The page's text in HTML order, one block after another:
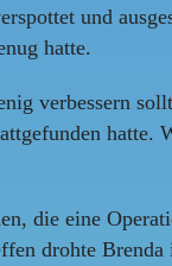
und
hatte.
verbessern
hatte.
die eine
drohte